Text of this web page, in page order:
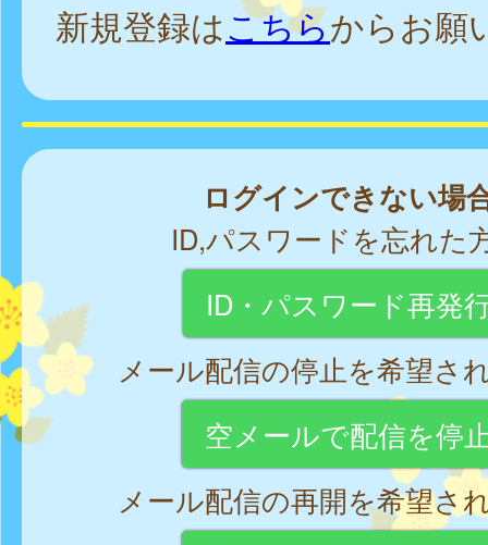
新規登録はこちらからお願
ログインできない場
ID,パスワードを忘れた
ID・パスワード再発
メール配信の停止を希望さ
空メールで配信を停
メール配信の再開を希望さ